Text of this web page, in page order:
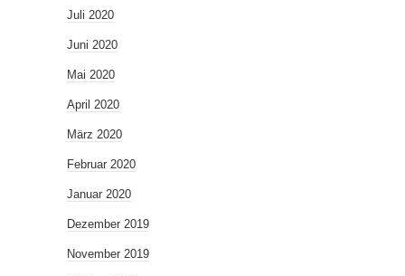
Juli 2020
Juni 2020
Mai 2020
April 2020
März 2020
Februar 2020
Januar 2020
Dezember 2019
November 2019